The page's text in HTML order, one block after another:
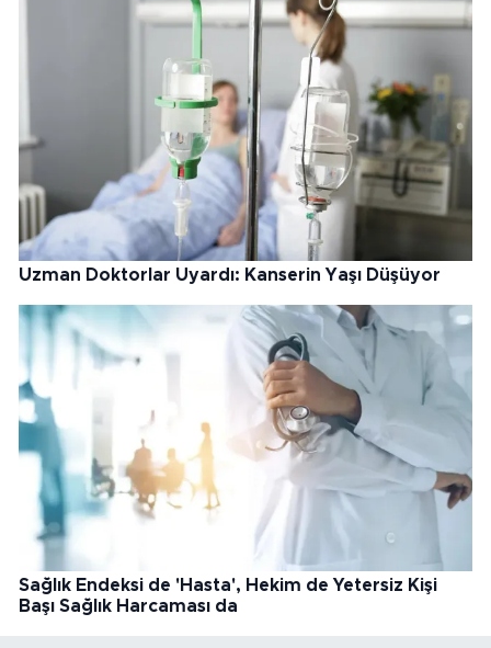
Uzman Doktorlar Uyardı: Kanserin Yaşı Düşüyor
Sağlık Endeksi de 'Hasta', Hekim de Yetersiz Kişi
Başı Sağlık Harcaması da